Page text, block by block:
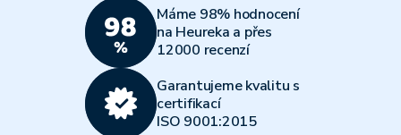
Máme 98% hodnocení
na Heureka a přes
12000 recenzí
Garantujeme kvalitu s
certifikací
ISO 9001:2015